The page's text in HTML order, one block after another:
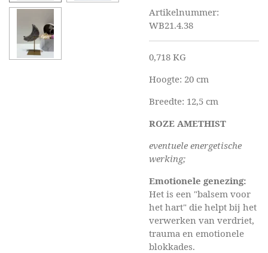
Artikelnummer:
WB21.4.38
0,718 KG
Hoogte: 20 cm
Breedte: 12,5 cm
ROZE AMETHIST
eventuele energetische
werking;
Emotionele genezing:
Het is een "balsem voor
het hart" die helpt bij het
verwerken van verdriet,
trauma en emotionele
blokkades.